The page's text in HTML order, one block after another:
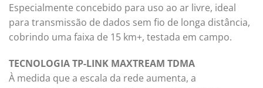
Especialmente concebido para uso ao ar livre, ideal
para transmissão de dados sem fio de longa distância,
cobrindo uma faixa de 15 km+, testada em campo.
TECNOLOGIA TP-LINK MAXTREAM TDMA
À medida que a escala da rede aumenta, a